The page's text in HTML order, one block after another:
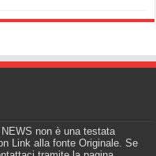
non è una testata
Link alla fonte Originale. Se